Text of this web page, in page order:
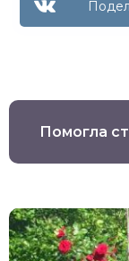
Помогла